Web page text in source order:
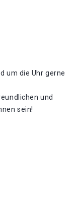
um die Uhr gerne
und
sein!